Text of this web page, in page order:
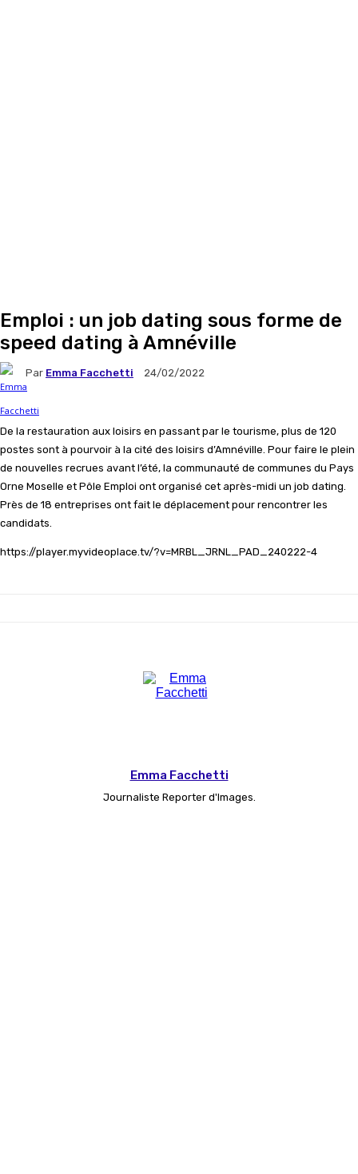
Emploi : un job dating sous forme de
speed dating à Amnéville
Par Emma Facchetti 24/02/2022
De la restauration aux loisirs en passant par le tourisme, plus de 120
postes sont à pourvoir à la cité des loisirs d’Amnéville. Pour faire le plein
de nouvelles recrues avant l’été, la communauté de communes du Pays
Orne Moselle et Pôle Emploi ont organisé cet après-midi un job dating.
Près de 18 entreprises ont fait le déplacement pour rencontrer les
candidats.
https://player.myvideoplace.tv/?v=MRBL_JRNL_PAD_240222-4
Emma Facchetti
Journaliste Reporter d'Images.